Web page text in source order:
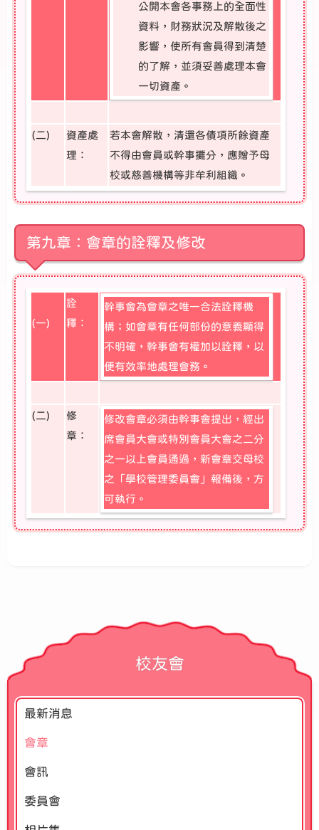
公開本會各事務上的全面性
資料，財務狀況及解散後之
影響，使所有會員得到清楚
的了解，並須妥善處理本會
一切資產。
(二)
資產處
理：
若本會解散，清還各債項所餘資產
不得由會員或幹事攤分，應贈予母
校或慈善機構等非牟利組織。
第九章：會章的詮釋及修改
(一)
詮
釋：
幹事會為會章之唯一合法詮釋機
構；如會章有任何部份的意義顯得
不明確，幹事會有權加以詮釋，以
便有效率地處理會務。
(二)
修
章：
修改會章必須由幹事會提出，經出
席會員大會或特別會員大會之二分
之一以上會員通過，新會章交母校
之「學校管理委員會」報備後，方
可執行。
校友會
最新消息
會章
會訊
委員會